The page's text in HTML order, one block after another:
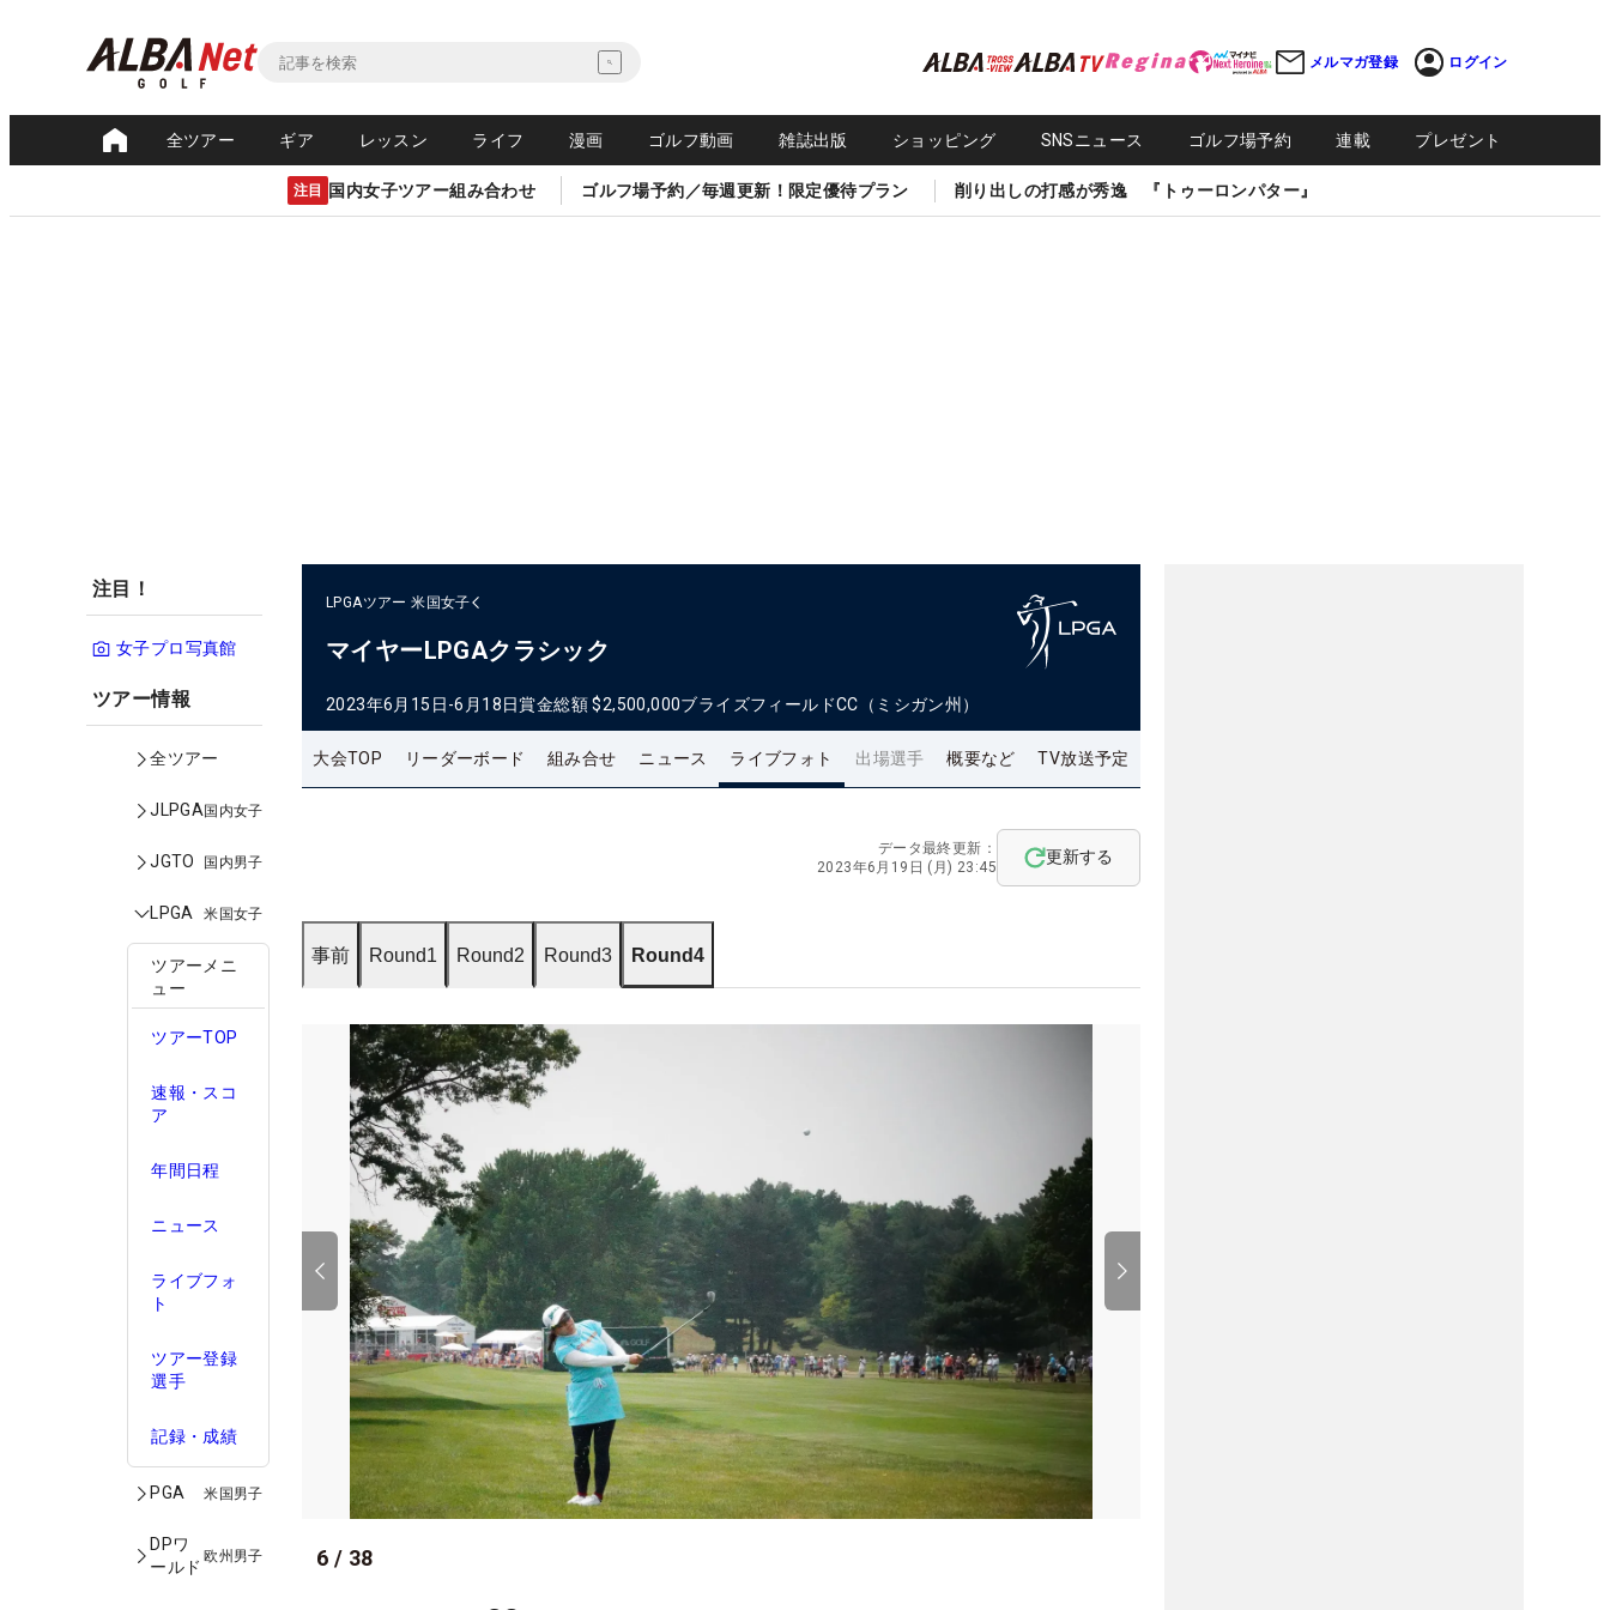
メルマガ登録 ログイン
全ツアー ギア レッスン ライフ 漫画 ゴルフ動画 雑誌出版 ショッピング SNSニュース ゴルフ場予約 連載 プレゼント
注目 国内女子ツアー組み合わせ ゴルフ場予約／毎週更新！限定優待プラン 削り出しの打感が秀逸 『トゥーロンパター』
注目！
女子プロ写真館
ツアー情報
全ツアー
JLPGA国内女子
JGTO 国内男子
LPGA 米国女子
ツアーメニ
ュー
ツアーTOP
速報・スコ
ア
年間日程
ニュース
ライブフォ
ト
ツアー登録
選手
記録・成績
PGA 米国男子
DPワ
ールド
欧州男子
LPGAツアー 米国女子
マイヤーLPGAクラシック
2023年6月15日-6月18日賞金総額 $2,500,000ブライズフィールドCC（ミシガン州）
大会TOP リーダーボード 組み合せ ニュース ライブフォト 出場選手 概要など TV放送予定
データ最終更新：
2023年6月19日 (月) 23:45
更新する
事前 Round1 Round2 Round3 Round4
6 / 38